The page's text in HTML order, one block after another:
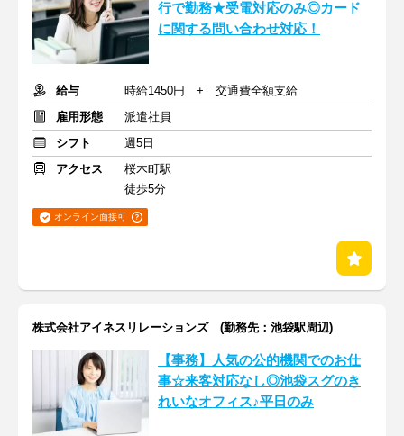
行で勤務★受電対応のみ◎カード
に関する問い合わせ対応！
給与
時給1450円 + 交通費全額支給
雇用形態
派遣社員
シフト
週5日
アクセス
桜木町駅
徒歩5分
オンライン面接可
株式会社アイネスリレーションズ (勤務先：池袋駅周辺)
【事務】人気の公的機関でのお仕
事☆来客対応なし◎池袋スグのき
れいなオフィス♪平日のみ